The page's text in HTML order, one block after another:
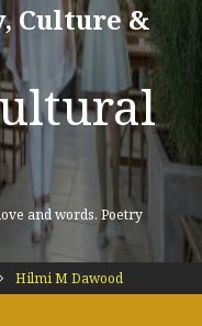
Culture &
and words. Poetry
Hilmi M Dawood